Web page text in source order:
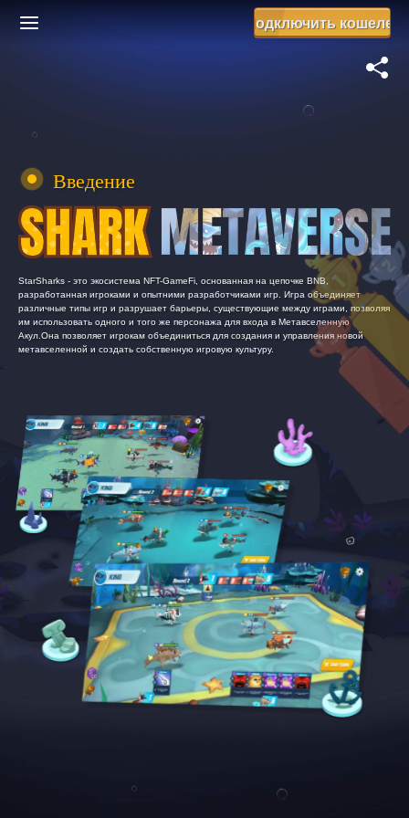
Подключить кошелек
Введение
StarSharks - это экосистема NFT-GameFi, основанная на цепочке BNB,
разработанная игроками и опытними разработчиками игр. Игра объединяет
различные типы игр и разрушает барьеры, существующие между играми, позволяя
им использовать одного и того же персонажа для входа в Метавселенную
Акул.Она позволяет игрокам объединиться для создания и управления новой
метавселенной и создать собственную игровую культуру.